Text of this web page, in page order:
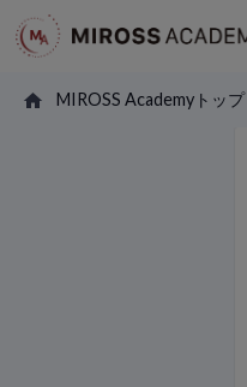
MIROSS Academyトップ